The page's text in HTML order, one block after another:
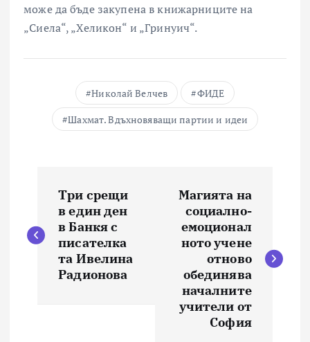
може да бъде закупена в книжарниците на
„Сиела“, „Хеликон“ и „Гринуич“.
Николай Велчев
ФИДЕ
Шахмат. Вдъхновяващи партии и идеи
а
в
Три срещи
в един ден
в Банкя с
писателка
та Ивелина
Радионова
Магията на
социално-
емоционал
ното учене
отново
обединява
началните
учители от
София